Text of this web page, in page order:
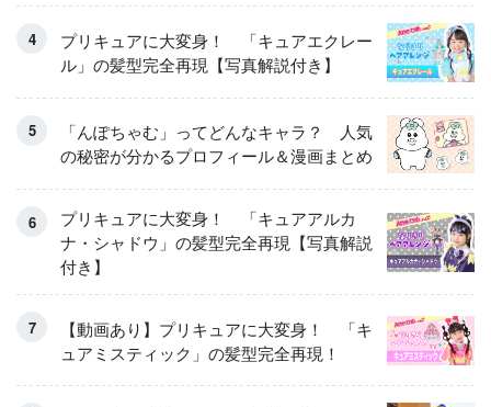
プリキュアに大変身！ 「キュアエクレー
ル」の髪型完全再現【写真解説付き】
「んぽちゃむ」ってどんなキャラ？ 人気
の秘密が分かるプロフィール＆漫画まとめ
プリキュアに大変身！ 「キュアアルカ
ナ・シャドウ」の髪型完全再現【写真解説
付き】
【動画あり】プリキュアに大変身！ 「キ
ュアミスティック」の髪型完全再現！